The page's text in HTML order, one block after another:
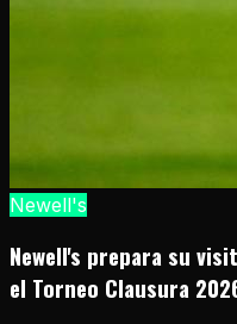
Newell's
Newell's prepara su
el Torneo Clausura